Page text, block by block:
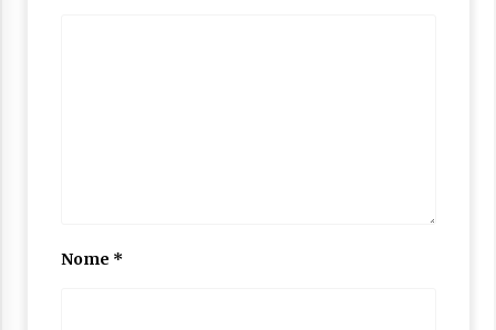
Nome *